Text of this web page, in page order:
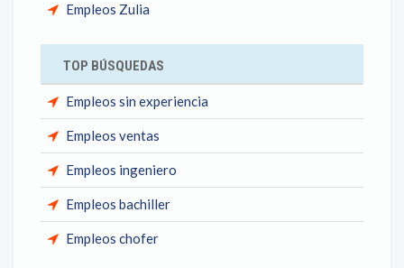
Empleos Zulia
TOP BÚSQUEDAS
Empleos sin experiencia
Empleos ventas
Empleos ingeniero
Empleos bachiller
Empleos chofer